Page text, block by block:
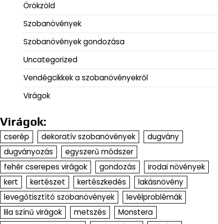
Örökzöld
Szobanövények
Szobanövények gondozása
Uncategorized
Vendégcikkek a szobanövényekről
Virágok
Virágok:
cserép dekoratív szobanövények
dugvány
dugványozás
egyszerű módszer
fehér cserepes virágok
gondozás
irodai növények
kert
kertészet kertészkedés
lakásnövény
levegőtisztító szobanövények
levélproblémák
lila színű virágok
metszés
Monstera